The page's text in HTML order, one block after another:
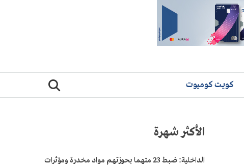
كويت كوميوت
الأكثر شهرة
الداخلية: ضبط 23 متهما بحوزتهم مواد مخدرة ومؤثرات